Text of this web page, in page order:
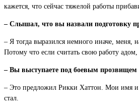
кажется, что сейчас тяжелой работы
– Слышал, что вы назвали подготовку
– Я тогда выразился немного иначе, меня,
Потому что если считать свою работу
– Вы выступаете под боевым
– Это предложил Рикки Хаттон. Мои имя и
стал.